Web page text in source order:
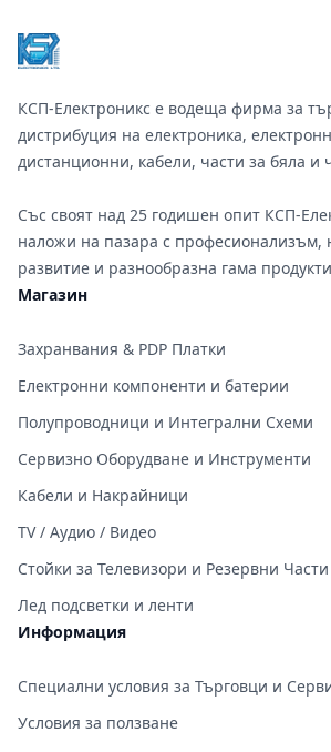
КСП-Електроникс е водеща фирма за
дистрибуция на електроника,
дистанционни, кабели, части за бяла и
Със своят над 25 годишен опит КСП-
наложи на пазара с професионализъм,
развитие и разнообразна гама
Магазин
Захранвания & PDP Платки
Електронни компоненти и батерии
Полупроводници и Интегрални Схеми
Сервизно Оборудване и Инструменти
Кабели и Накрайници
TV / Аудио / Видео
Стойки за Телевизори и Резервни
Лед подсветки и ленти
Информация
Специални условия за Търговци и
Условия за ползване